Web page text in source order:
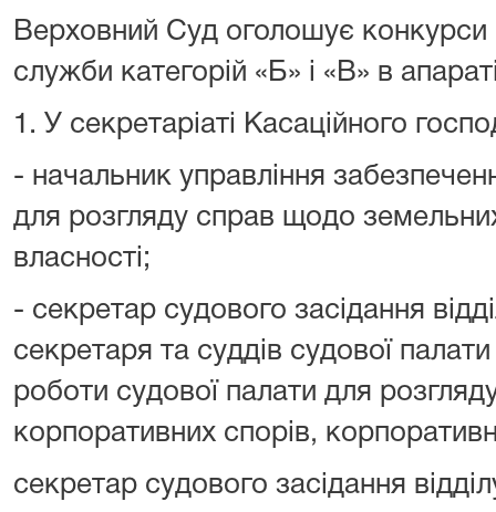
Верховний Суд оголошує
служби категорій «Б» і «В» в
1. У секретаріаті Касаційного
- начальник управління
для розгляду справ щодо
власності;
- секретар судового засідання
секретаря та суддів судової
роботи судової палати для
корпоративних спорів‚
секретар судового засідання